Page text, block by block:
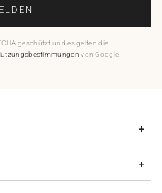
geschützt und es gelten die
von Google.